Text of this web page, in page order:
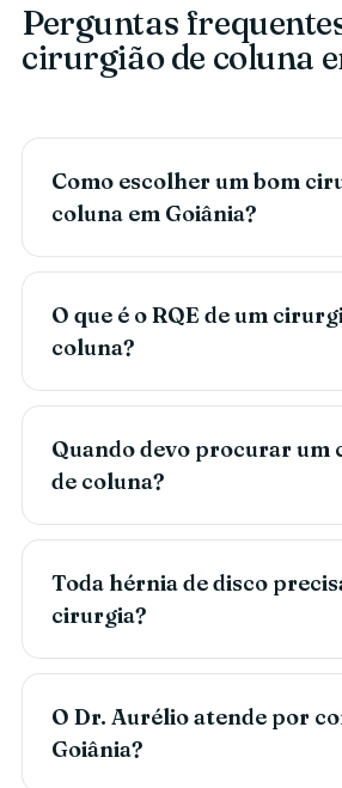
Perguntas
cirurgião de coluna
Como escolher um bom
coluna em Goiânia?
O que é o RQE de um
coluna?
Quando devo procurar um
de coluna?
Toda hérnia de disco
cirurgia?
O Dr. Aurélio atende por
Goiânia?